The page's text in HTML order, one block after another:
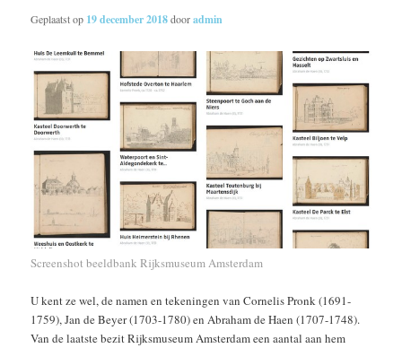
Geplaatst op 19 december 2018dooradmin
Screenshot beeldbank Rijksmuseum Amsterdam
U kent ze wel, de namen en tekeningen van Cornelis Pronk (1691-
1759), Jan de Beyer (1703-1780) en Abraham de Haen (1707-1748).
Van de laatste bezit Rijksmuseum Amsterdam een aantal aan hem